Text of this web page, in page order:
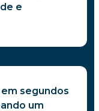
e
segundos
um